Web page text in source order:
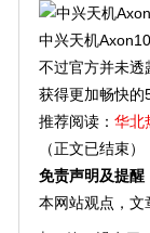
中兴天机
不过官方并未透
获得更加畅快的
推荐阅读： 华北
（正文已结束）
免责声明及提醒
本网站观点，文